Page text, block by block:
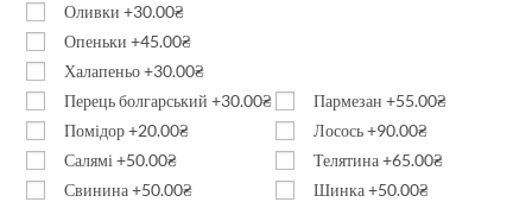
Оливки +30.00₴
Опеньки +45.00₴
Халапеньо+30.00₴
Перець болгарський +30.00₴
Помідор+20.00₴
Салямі +50.00₴
Свинина+50.00₴
Пармезан +55.00₴
Лосось+90.00₴
Телятина+65.00₴
Шинка+50.00₴